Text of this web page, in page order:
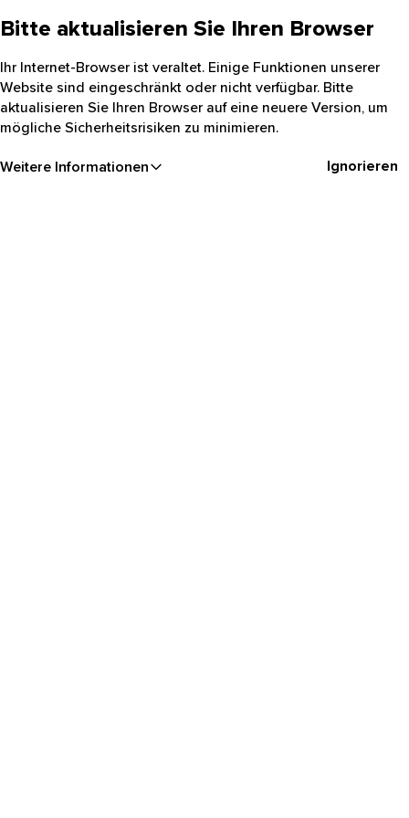
Bitte aktualisieren Sie Ihren Browser
Ihr Internet-Browser ist veraltet. Einige Funktionen unserer
Website sind eingeschränkt oder nicht verfügbar. Bitte
aktualisieren Sie Ihren Browser auf eine neuere Version, um
mögliche Sicherheitsrisiken zu minimieren.
Weitere Informationen Ignorieren